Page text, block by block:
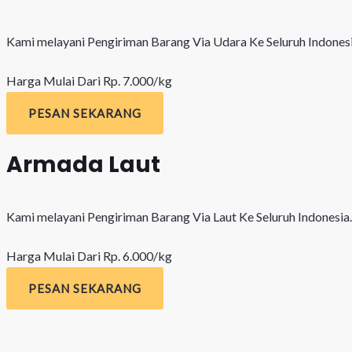
Kami melayani Pengiriman Barang Via Udara Ke Seluruh
Harga Mulai Dari Rp. 7.000/kg
PESAN SEKARANG
Armada Laut
Kami melayani Pengiriman Barang Via Laut Ke Seluruh Indonesia.
Harga Mulai Dari Rp. 6.000/kg
PESAN SEKARANG